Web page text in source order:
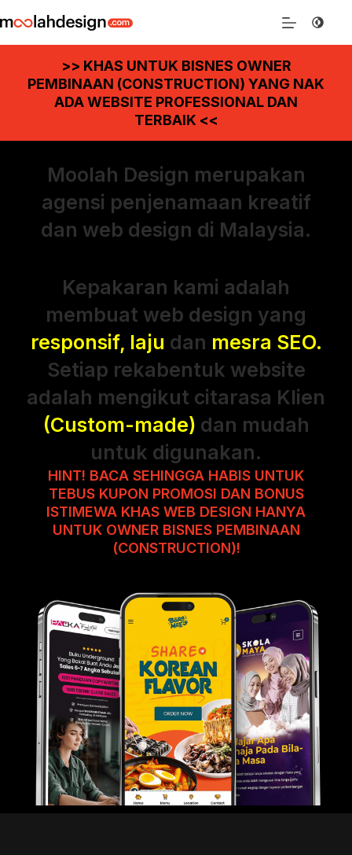
>> KHAS UNTUK BISNES OWNER
PEMBINAAN (CONSTRUCTION) YANG NAK
ADA WEBSITE PROFESSIONAL DAN
TERBAIK <<
Moolah Design merupakan
agensi penjenamaan kreatif
dan web design di Malaysia.
Kepakaran kami adalah
membuat web design yang
responsif, laju dan mesra SEO.
Setiap rekabentuk website
adalah mengikut citarasa Klien
(Custom-made) dan mudah
untuk digunakan.
HINT! BACA SEHINGGA HABIS UNTUK
TEBUS KUPON PROMOSI DAN BONUS
ISTIMEWA KHAS WEB DESIGN HANYA
UNTUK OWNER BISNES PEMBINAAN
(CONSTRUCTION)!